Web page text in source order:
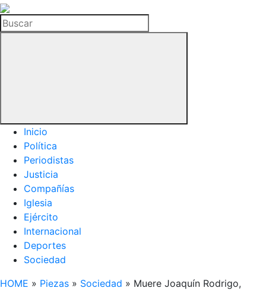
La
Hemeroteca
del
Buscar
Inicio
Política
Periodistas
Justicia
Compañías
Iglesia
Ejército
Internacional
Deportes
Sociedad
HOME » Piezas » Sociedad » Muere Joaquín Rodrigo,